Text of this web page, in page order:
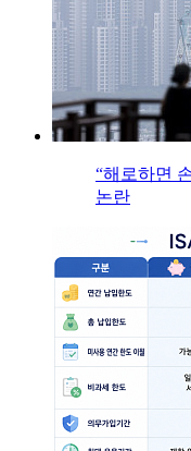
“해로하면
논란